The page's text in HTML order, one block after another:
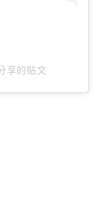
享的貼文